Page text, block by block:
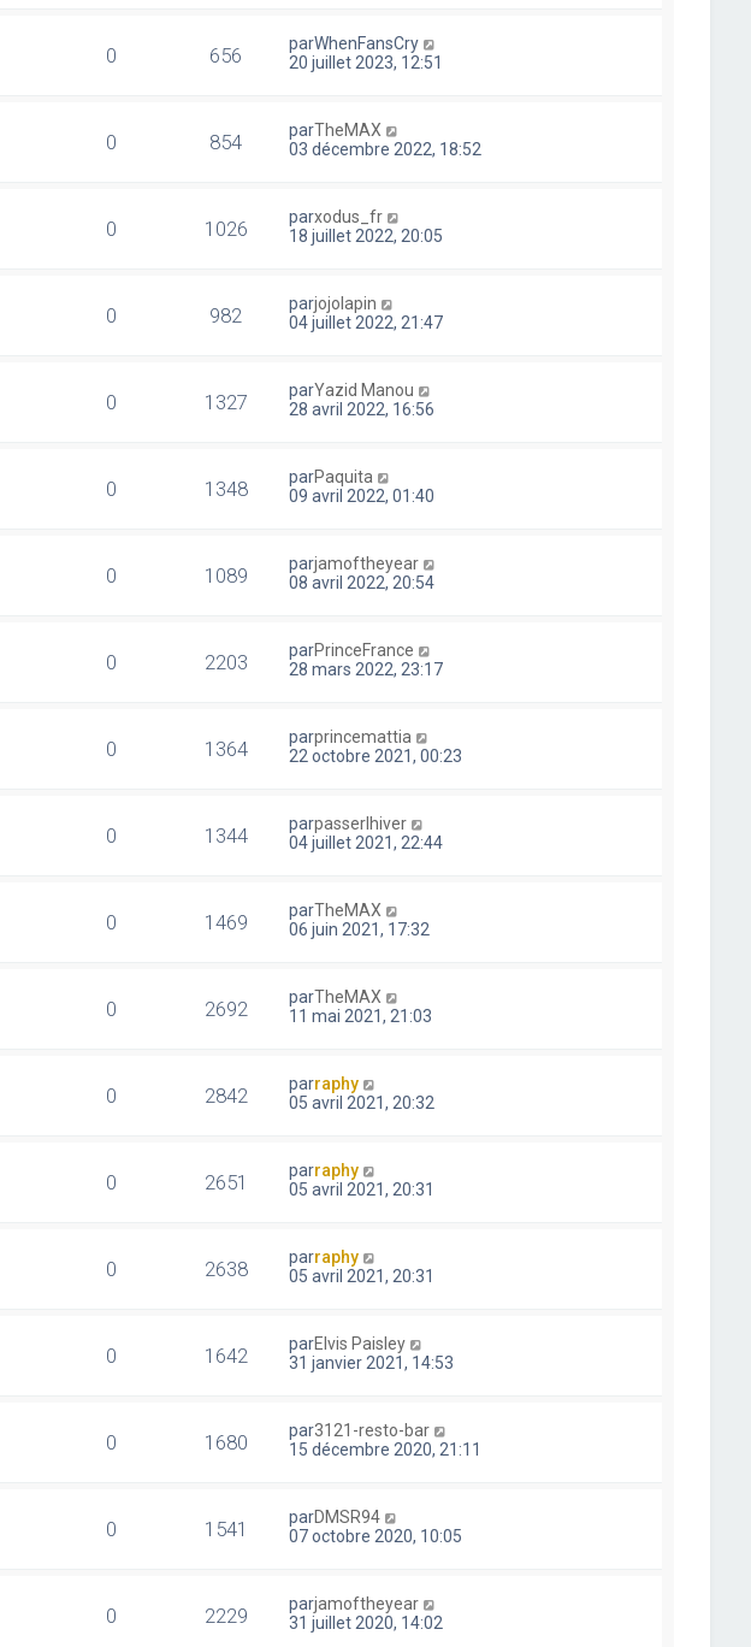
0 656 parWhenFansCry
20 juillet 2023, 12:51
0 854 parTheMAX
03 décembre 2022, 18:52
0 1026 parxodus_fr
18 juillet 2022, 20:05
0 982 parjojolapin
04 juillet 2022, 21:47
0 1327 parYazid Manou
28 avril 2022, 16:56
0 1348 parPaquita
09 avril 2022, 01:40
0 1089 parjamoftheyear
08 avril 2022, 20:54
0 2203 parPrinceFrance
28 mars 2022, 23:17
0 1364 parprincemattia
22 octobre 2021, 00:23
0 1344 parpasserlhiver
04 juillet 2021, 22:44
0 1469 parTheMAX
06 juin 2021, 17:32
0 2692 parTheMAX
11 mai 2021, 21:03
0 2842 parraphy
05 avril 2021, 20:32
0 2651 parraphy
05 avril 2021, 20:31
0 2638 parraphy
05 avril 2021, 20:31
0 1642 parElvis Paisley
31 janvier 2021, 14:53
0 1680 par3121-resto-bar
15 décembre 2020, 21:11
0 1541 parDMSR94
07 octobre 2020, 10:05
0 2229 parjamoftheyear
31 juillet 2020, 14:02